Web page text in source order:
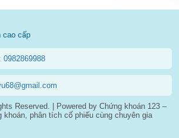
cao cấp
0982869988
Reserved. | Powered by Chứng khoán 123 –
khoán, phân tích cổ phiếu cùng chuyên gia